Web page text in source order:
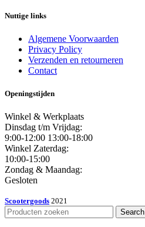
Nuttige links
Algemene Voorwaarden
Privacy Policy
Verzenden en retourneren
Contact
Openingstijden
Winkel & Werkplaats
Dinsdag t/m Vrijdag:
9:00-12:00 13:00-18:00
Winkel Zaterdag:
10:00-15:00
Zondag & Maandag:
Gesloten
Scootergoods 2021
Search